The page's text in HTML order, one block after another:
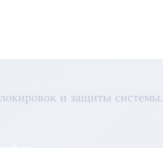
и защиты системы.